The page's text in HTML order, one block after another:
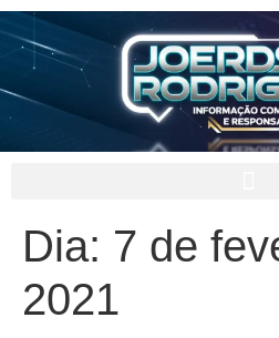
Dia: 7 de
2021